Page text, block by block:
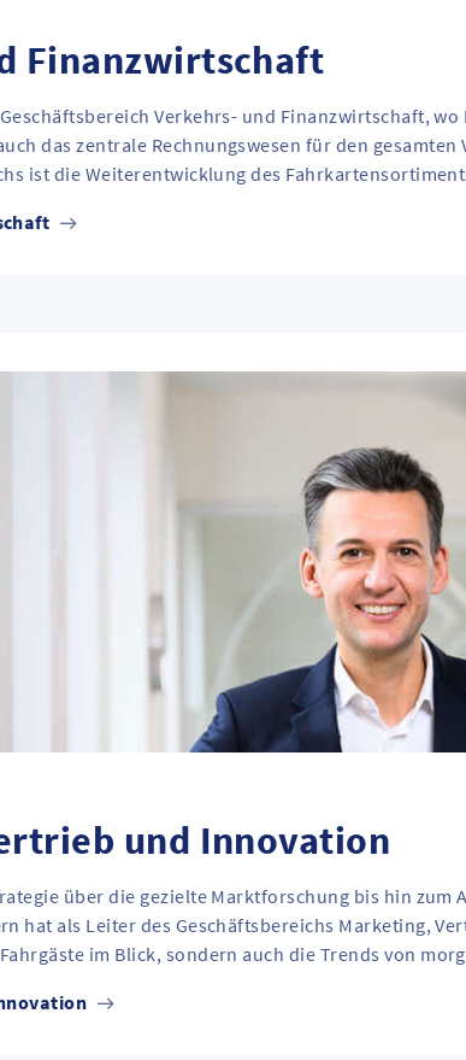
Finanzwirtschaft
Verkehrs- und Finanzwirtschaft,
das zentrale Rechnungswesen für den gesamten
ist die Weiterentwicklung des
und Innovation
über die gezielte Marktforschung bis hin zum
hat als Leiter des Geschäftsbereichs Marketing,
im Blick, sondern auch die Trends von